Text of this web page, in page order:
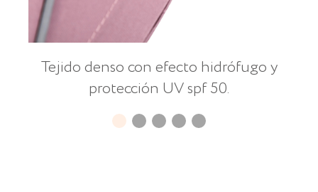
Tejido denso con efecto hidrófugo y
protección UV spf 50.